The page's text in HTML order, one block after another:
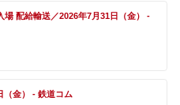
場 配給輸送／2026年7月31日（金） -
（金） - 鉄道コム